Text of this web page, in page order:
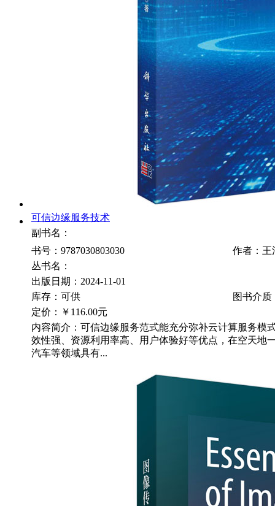
可信边缘服务技术
副书名：
书号：9787030803030
作者：王
丛书名：
出版日期：2024-11-01
库存：可供
图书介质
定价：
￥116.00元
内容简介：可信边缘服务范式能充分弥补云计算服务模
效性强、资源利用率高、用户体验好等优点，在空天地
汽车等领域具有...